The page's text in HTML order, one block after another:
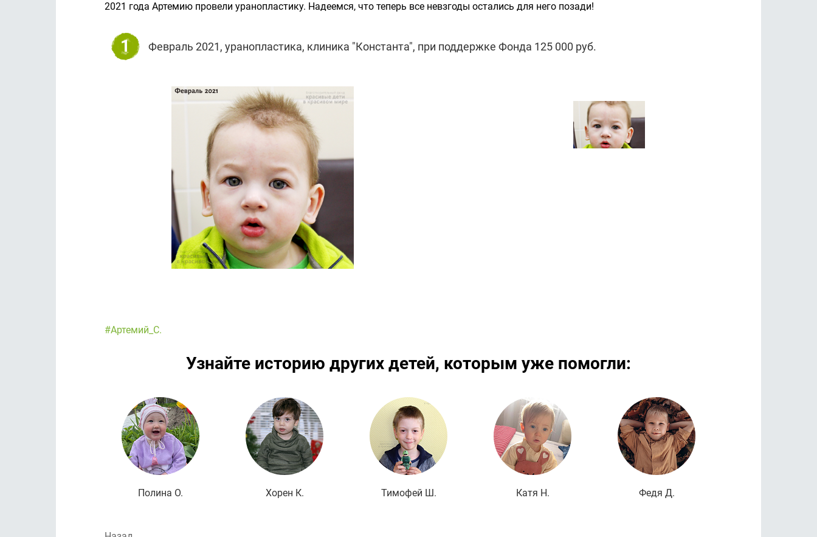
2021 года Артемию провели уранопластику. Надеемся, что теперь все невзгоды остались для него позади!
1 Февраль 2021, уранопластика, клиника "Константа", при поддержке Фонда 125 000 руб.
#Артемий_С.
Узнайте историю других детей, которым уже помогли:
Полина О.
Подробнее
Хорен К.
Подробнее
Тимофей Ш.
Подробнее
Катя Н.
Подробнее
Федя Д.